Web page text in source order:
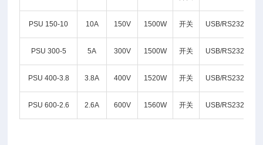
PSU 150-10 10A 150V 1500W 开关 USB/RS232/LAN
PSU 300-5 5A 300V 1500W 开关 USB/RS232/LAN
PSU 400-3.8 3.8A 400V 1520W 开关 USB/RS232/LAN
PSU 600-2.6 2.6A 600V 1560W 开关 USB/RS232/LAN